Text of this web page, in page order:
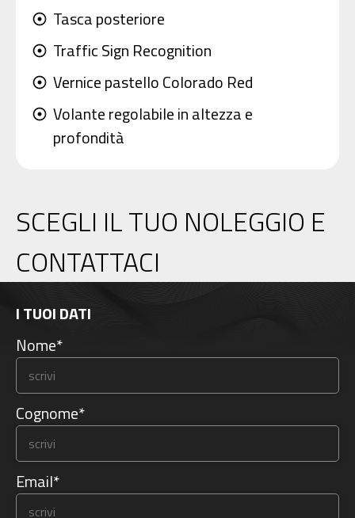
adjust Tasca posteriore
adjust Traffic Sign Recognition
adjust Vernice pastello Colorado Red
adjust Volante regolabile in altezza e
profondità
SCEGLI IL TUO NOLEGGIO E
CONTATTACI
I TUOI DATI
Nome*
Cognome*
Email*